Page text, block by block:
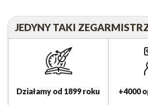
JEDYNY TAKI
Działamy od 1899 roku +4000